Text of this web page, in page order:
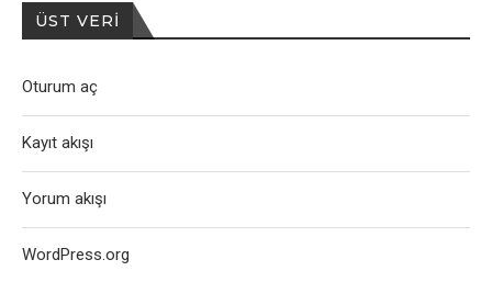
ÜST VERI
Oturum aç
Kayıt akışı
Yorum akışı
WordPress.org